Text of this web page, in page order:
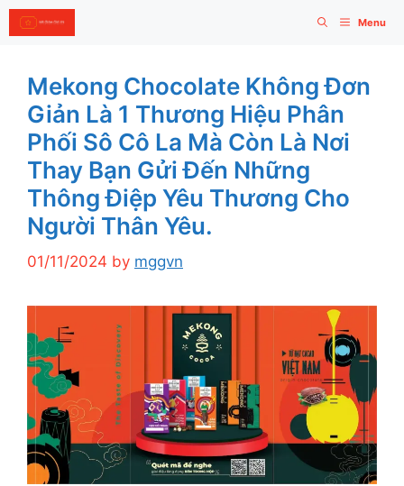
Skip
to
Menu
Mekong Chocolate Không Đơn
Giản Là 1 Thương Hiệu Phân
Phối Sô Cô La Mà Còn Là Nơi
Thay Bạn Gửi Đến Những
Thông Điệp Yêu Thương Cho
Người Thân Yêu.
01/11/2024 by mggvn